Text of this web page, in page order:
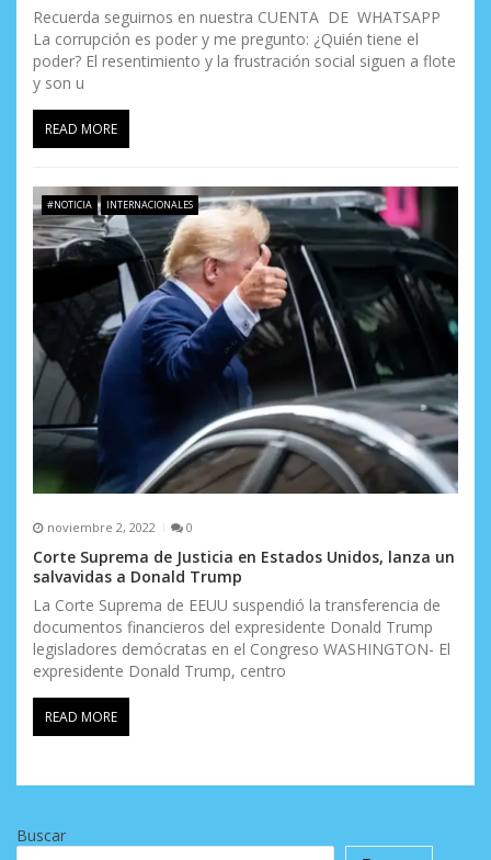
Recuerda seguirnos en nuestra CUENTA DE WHATSAPP
La corrupción es poder y me pregunto: ¿Quién tiene el
poder? El resentimiento y la frustración social siguen a flote
y son u
READ MORE
#NOTICIA INTERNACIONALES
noviembre 2, 2022 0
Corte Suprema de Justicia en Estados Unidos, lanza un
salvavidas a Donald Trump
La Corte Suprema de EEUU suspendió la transferencia de
documentos financieros del expresidente Donald Trump
legisladores demócratas en el Congreso WASHINGTON- El
expresidente Donald Trump, centro
READ MORE
Buscar